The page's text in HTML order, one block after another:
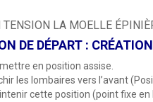
TENSION LA MOELLE
DE DÉPART :
en position assise.
les lombaires vers l’avant
cette position (point fixe en